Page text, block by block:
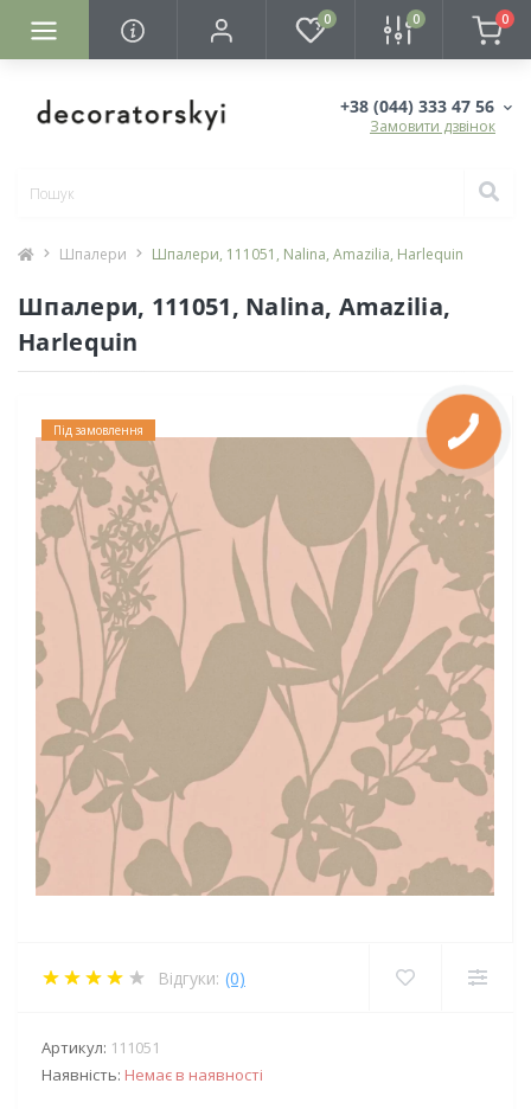
0 0 0
+38 (044) 333 47 56
Замовити дзвінок
Шпалери Шпалери, 111051, Nalina, Amazilia, Harlequin
Шпалери, 111051, Nalina, Amazilia,
Harlequin
Під замовлення
Відгуки: (0)
Артикул: 111051
Наявність: Немає в наявності